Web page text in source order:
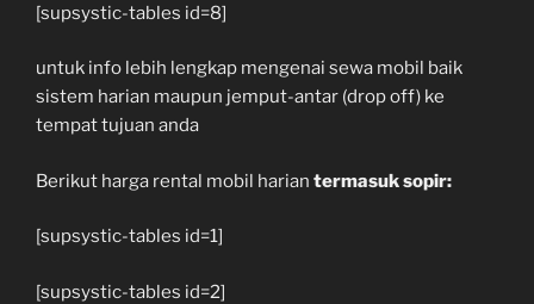
[supsystic-tables id=8]
untuk info lebih lengkap mengenai sewa mobil baik
sistem harian maupun jemput-antar (drop off) ke
tempat tujuan anda
Berikut harga rental mobil harian termasuk sopir:
[supsystic-tables id=1]
[supsystic-tables id=2]